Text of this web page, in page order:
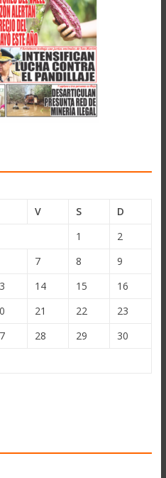
V S
D
1
2
7 8
9
14 15
16
21 22
23
28 29
30